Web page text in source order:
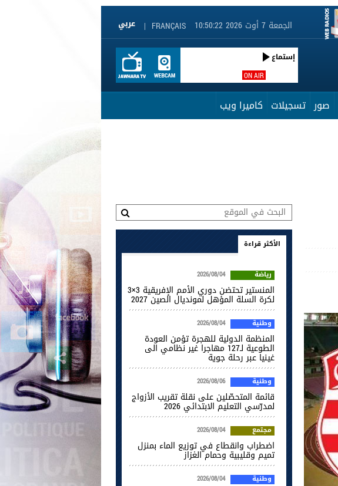
FRANÇAIS
| الجمعة 7 أوت 2026 10:50:22
ON AIR
إستماع
صور تسجيلات كاميرا ويب
الأكثر قراءة
رياضة 2026/08/04
المنستير تحتضن دوري الأمم الإفريقية 3×3
لكرة السلة المؤهل لمونديال الصين 2027
وطنية 2026/08/04
المنظمة الدولية للهجرة تؤمن العودة
الطوعية لـ127 مهاجرا غير نظامي الى
غينيا عبر رحلة جوية
وطنية 2026/08/06
قائمة المتحصّلين على نقلة تقريب الأزواج
لمدرّسي التعليم الابتدائي 2026
مجتمع 2026/08/04
اضطراب وانقطاع في توزيع الماء بمنزل
تميم وقليبية وحمام الغزاز
وطنية 2026/08/04